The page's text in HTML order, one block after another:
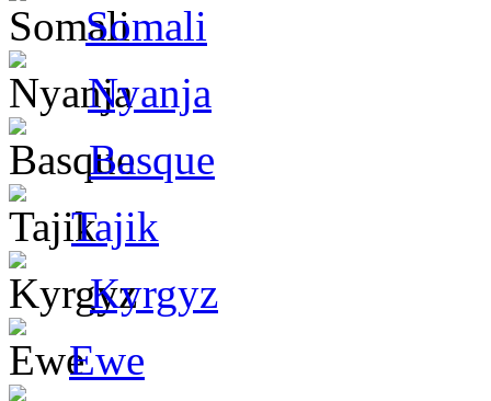
Somali
Nyanja
Basque
Tajik
Kyrgyz
Ewe